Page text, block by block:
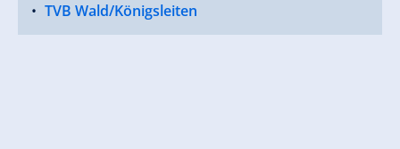
TVB Wald/Königsleiten